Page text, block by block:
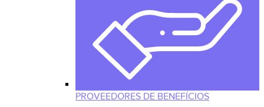
PROVEEDORES DE BENEFÍCIOS